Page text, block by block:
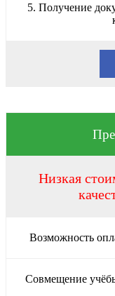
5. Получение
Низкая
Возможность
Совмещение